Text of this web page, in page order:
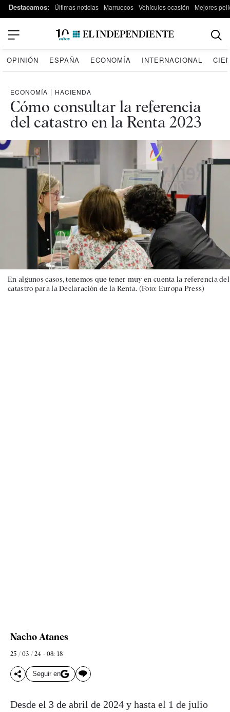
Destacamos: Últimas noticias Marruecos Vehículos ocasión Mejores
OPINIÓN ESPAÑA ECONOMÍA INTERNACIONAL
ECONOMÍA | HACIENDA
Cómo consultar la referencia
del catastro en la Renta 2023
En algunos casos, tenemos que tener muy en cuenta la referencia del
catastro para la Declaración de la Renta. (Foto: Europa Press)
Nacho Atanes
25 / 03 / 24 - 08: 18
Seguir en
Desde el 3 de abril de 2024 y hasta el 1 de julio